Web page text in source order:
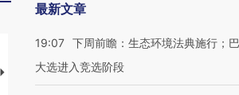
马航飞行员跨国走私7万
粒摇头丸 尿检体内含3种
度Z世代 用街头抗争将教
最新文章
19:07 下周前瞻：生态环境法典施行；
大选进入竞选阶段